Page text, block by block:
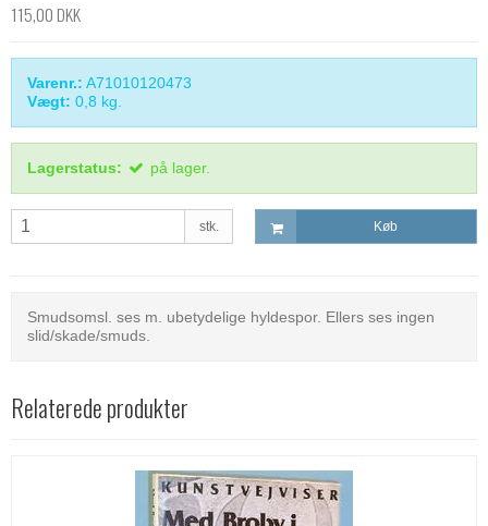
115,00 DKK
Varenr.: A71010120473
Vægt: 0,8 kg.
Lagerstatus: på lager.
stk. Køb
Smudsomsl. ses m. ubetydelige hyldespor. Ellers ses ingen
slid/skade/smuds.
Relaterede produkter